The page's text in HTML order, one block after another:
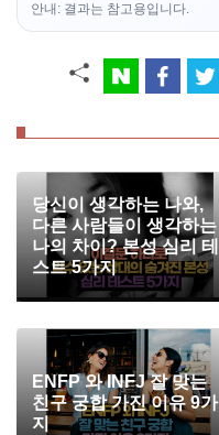
안내: 결과는 참고용입니다.
당신이 생각하는 나와,
다른 사람들이 생각하는
나의 차이? 본성 심리 테
스트 5가지
ENFP 와 INFJ 잘 맞는
친구 궁합 가진 이유 9가
지